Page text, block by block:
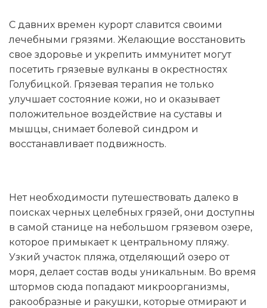
С давних времен курорт славится своими
лечебными грязями. Желающие восстановить
свое здоровье и укрепить иммунитет могут
посетить грязевые вулканы в окрестностях
Голубицкой. Грязевая терапия не только
улучшает состояние кожи, но и оказывает
положительное воздействие на суставы и
мышцы, снимает болевой синдром и
восстанавливает подвижность.
Нет необходимости путешествовать далеко в
поисках черных целебных грязей, они доступны
в самой станице на небольшом грязевом озере,
которое примыкает к центральному пляжу.
Узкий участок пляжа, отделяющий озеро от
моря, делает состав воды уникальным. Во время
штормов сюда попадают микроорганизмы,
ракообразные и ракушки, которые отмирают и